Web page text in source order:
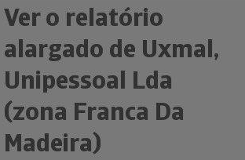
Ver o relatório
alargado de Uxmal,
Unipessoal Lda
(zona Franca Da
Madeira)